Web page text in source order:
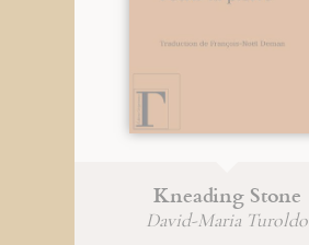
Kneading Stone
David-Maria Turoldo